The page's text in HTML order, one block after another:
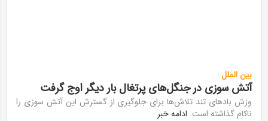
بین الملل
آتش سوزی در جنگل‌های پرتغال بار دیگر اوج گرفت
وزش باد‌های تند تلاش‌ها برای جلوگیری از گسترش این آتش سوزی را
ناکام گذاشته است. ادامه خبر